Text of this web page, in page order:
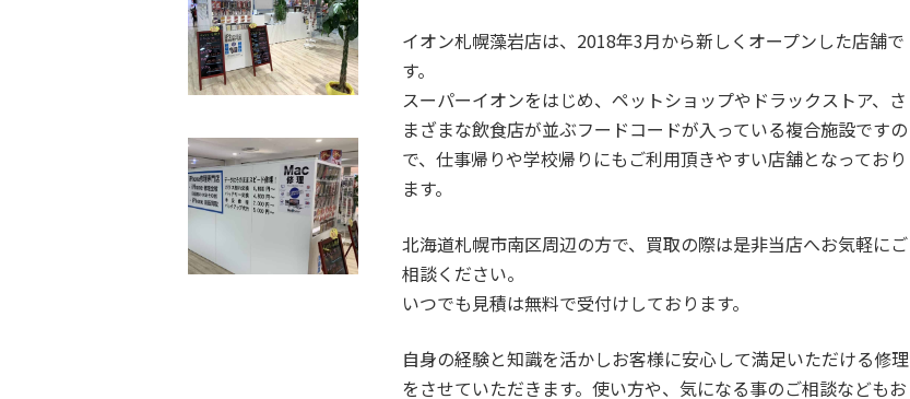
イオン札幌藻岩店は、2018年3月から新しくオープンした店舗で
す。
スーパーイオンをはじめ、ペットショップやドラックストア、さ
まざまな飲食店が並ぶフードコードが入っている複合施設ですの
で、仕事帰りや学校帰りにもご利用頂きやすい店舗となっており
ます。
北海道札幌市南区周辺の方で、買取の際は是非当店へお気軽にご
相談ください。
いつでも見積は無料で受付けしております。
自身の経験と知識を活かしお客様に安心して満足いただける修理
をさせていただきます。使い方や、気になる事のご相談などもお